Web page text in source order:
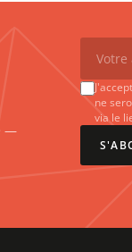
—
ne
via le